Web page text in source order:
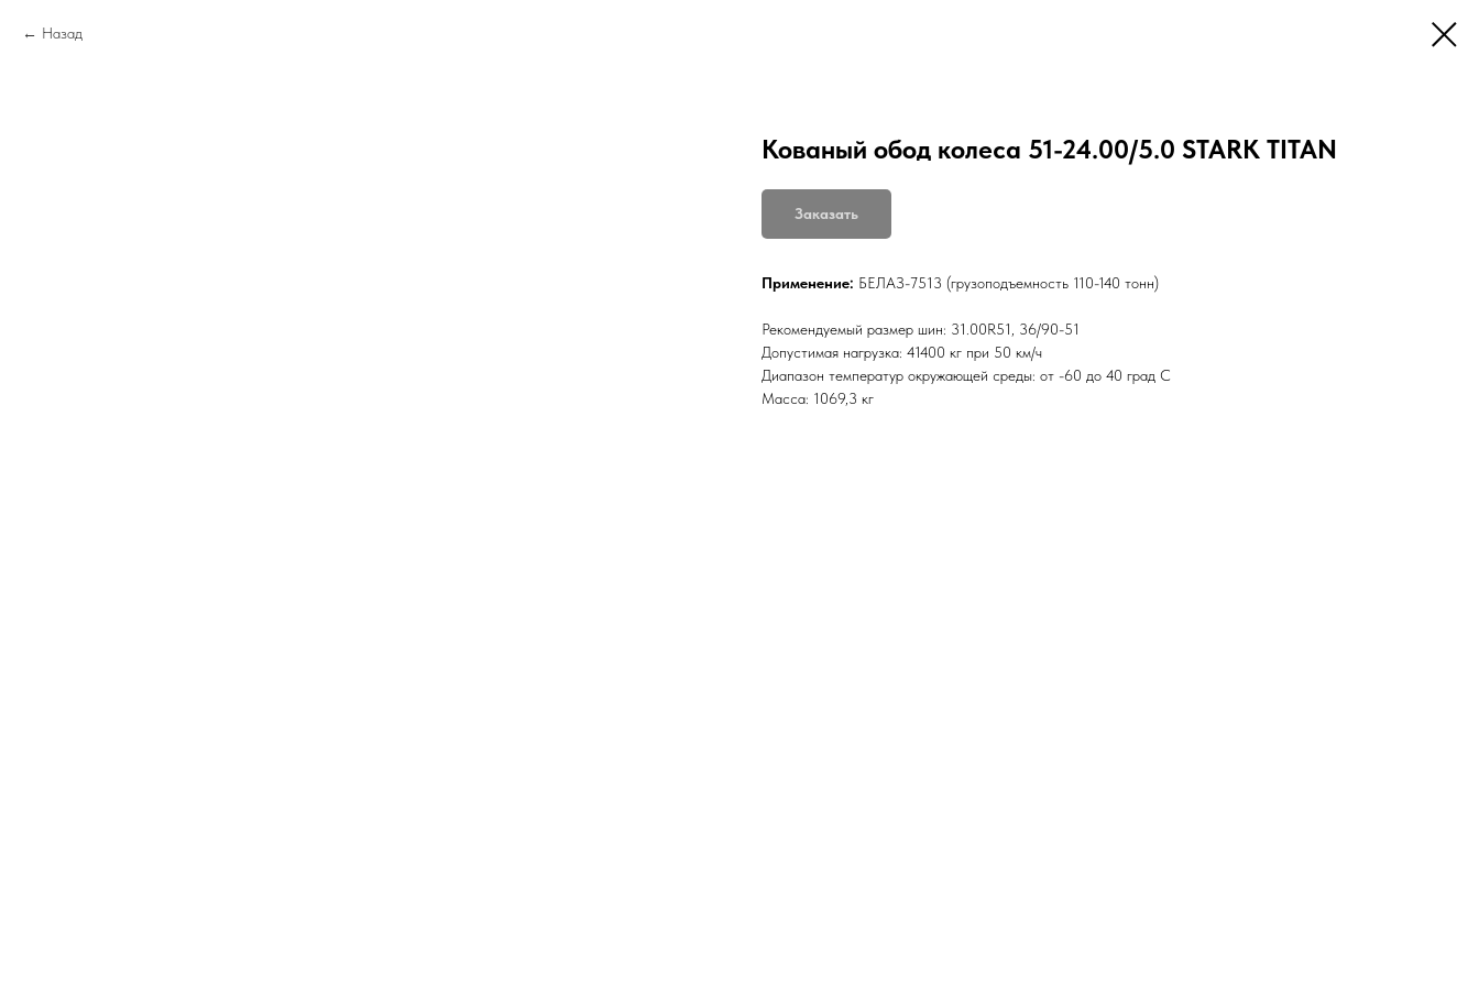
Назад
Кованый обод колеса 51-24.00/5.0 STARK TITAN
Заказать
Применение: БЕЛАЗ-7513 (грузоподъемность 110-140 тонн)
Рекомендуемый размер шин: 31.00R51, 36/90-51
Допустимая нагрузка: 41400 кг при 50 км/ч
Диапазон температур окружающей среды: от -60 до 40 град С
Масса: 1069,3 кг